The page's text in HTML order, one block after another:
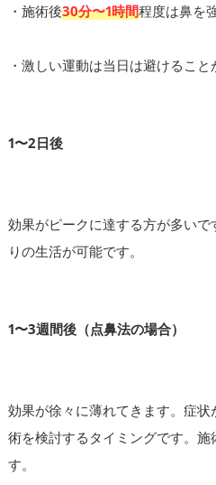
・施術後30分〜1時間程度は鼻を
・激しい運動は当日は避けること
1〜2日後
効果がピークに達する方が多い
りの生活が可能です。
1〜3週間後（点鼻法の場合）
効果が徐々に薄れてきます。症
術を検討するタイミングです。施
す。